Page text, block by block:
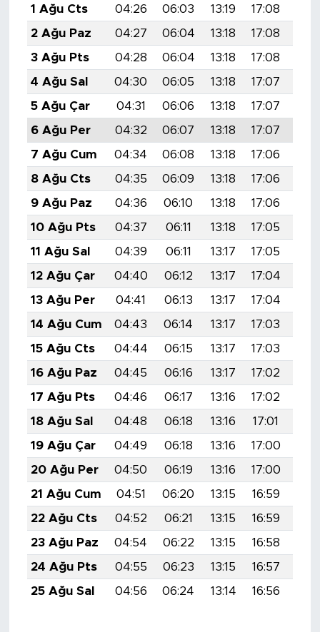
1 Ağu Cts
04:26 06:03 13:19 17:08
2 Ağu Paz
04:27 06:04 13:18 17:08
3 Ağu Pts
04:28 06:04 13:18 17:08
4 Ağu Sal
04:30 06:05 13:18 17:07
5 Ağu Çar
04:31 06:06 13:18 17:07
6 Ağu Per
04:32 06:07 13:18 17:07
7 Ağu Cum
04:34 06:08 13:18 17:06
8 Ağu Cts
04:35 06:09 13:18 17:06
9 Ağu Paz
04:36 06:10 13:18 17:06
10 Ağu Pts
04:37 06:11 13:18 17:05
11 Ağu Sal
04:39 06:11 13:17 17:05
12 Ağu Çar
04:40 06:12 13:17 17:04
13 Ağu Per
04:41 06:13 13:17 17:04
14 Ağu Cum
04:43 06:14 13:17 17:03
15 Ağu Cts
04:44 06:15 13:17 17:03
16 Ağu Paz
04:45 06:16 13:17 17:02
17 Ağu Pts
04:46 06:17 13:16 17:02
18 Ağu Sal
04:48 06:18 13:16 17:01
19 Ağu Çar
04:49 06:18 13:16 17:00
20 Ağu Per
04:50 06:19 13:16 17:00
21 Ağu Cum
04:51 06:20 13:15 16:59
22 Ağu Cts
04:52 06:21 13:15 16:59
23 Ağu Paz
04:54 06:22 13:15 16:58
24 Ağu Pts
04:55 06:23 13:15 16:57
25 Ağu Sal
04:56 06:24 13:14 16:56